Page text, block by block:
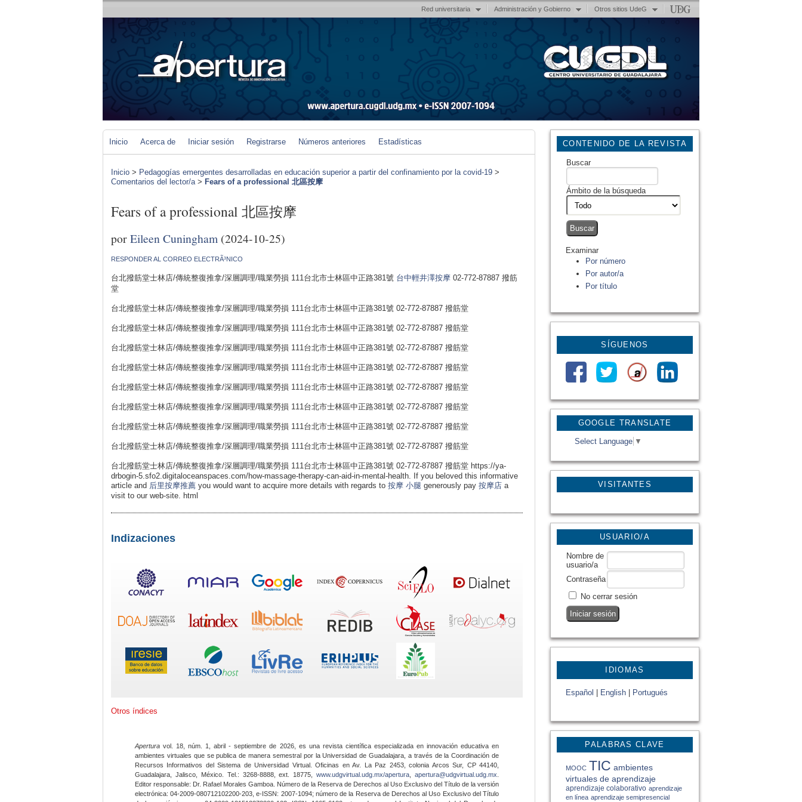
Red universitaria Administración y Gobierno Otros sitios UdeG
GOOGLE TRANSLATE
Select Language ▼
VISITANTES
CONTENIDO DE LA REVISTA
Buscar
Ámbito de la búsqueda
Examinar
Por número
Por autor/a
Por título
SÍGUENOS
USUARIO/A
Nombre de
usuario/a
Contraseña
No cerrar sesión
IDIOMAS
Español English Portugués
PALABRAS CLAVE
MOOC TIC ambientes
virtuales de aprendizaje
aprendizaje colaborativo aprendizaje
en línea aprendizaje semipresencial
Inicio Acerca de Iniciar sesión Registrarse Números anteriores Estadísticas
Inicio > Pedagogías emergentes desarrolladas en educación superior a partir del confinamiento por la covid-19 >
Comentarios del lector/a> Fears of a professional 北區按摩
Fears of a professional 北區按摩
porEileen Cuningham (2024-10-25)
RESPONDER AL CORREO ELECTRÃ³NICO
台北撥筋堂士林店/傳統整復推拿/深層調理/職業勞損 111台北市士林區中正路381號 台中輕井澤按摩 02-772-87887 撥筋
堂
台北撥筋堂士林店/傳統整復推拿/深層調理/職業勞損 111台北市士林區中正路381號 02-772-87887 撥筋堂
台北撥筋堂士林店/傳統整復推拿/深層調理/職業勞損 111台北市士林區中正路381號 02-772-87887 撥筋堂
台北撥筋堂士林店/傳統整復推拿/深層調理/職業勞損 111台北市士林區中正路381號 02-772-87887 撥筋堂
台北撥筋堂士林店/傳統整復推拿/深層調理/職業勞損 111台北市士林區中正路381號 02-772-87887 撥筋堂
台北撥筋堂士林店/傳統整復推拿/深層調理/職業勞損 111台北市士林區中正路381號 02-772-87887 撥筋堂
台北撥筋堂士林店/傳統整復推拿/深層調理/職業勞損 111台北市士林區中正路381號 02-772-87887 撥筋堂
台北撥筋堂士林店/傳統整復推拿/深層調理/職業勞損 111台北市士林區中正路381號 02-772-87887 撥筋堂
台北撥筋堂士林店/傳統整復推拿/深層調理/職業勞損 111台北市士林區中正路381號 02-772-87887 撥筋堂
台北撥筋堂士林店/傳統整復推拿/深層調理/職業勞損 111台北市士林區中正路381號 02-772-87887 撥筋堂 https://ya-
drbogin-5.sfo2.digitaloceanspaces.com/how-massage-therapy-can-aid-in-mental-health. If you beloved this informative
article and 后里按摩推薦 you would want to acquire more details with regards to 按摩 小腿 generously pay 按摩店 a
visit to our web-site. html
Indizaciones
Otros índices
Apertura vol. 18, núm. 1, abril - septiembre de 2026, es una revista científica especializada en innovación educativa en
ambientes virtuales que se publica de manera semestral por la Universidad de Guadalajara, a través de la Coordinación de
Recursos Informativos del Sistema de Universidad Virtual. Oficinas en Av. La Paz 2453, colonia Arcos Sur, CP 44140,
Guadalajara, Jalisco, México. Tel.: 3268-8888, ext. 18775,www.udgvirtual.udg.mx/apertura apertura@udgvirtual.udg.mx
Editor responsable: Dr. Rafael Morales Gamboa. Número de la Reserva de Derechos al Uso Exclusivo del Título de la versión
electrónica: 04-2009-080712102200-203, e-ISSN: 2007-1094; número de la Reserva de Derechos al Uso Exclusivo del Título